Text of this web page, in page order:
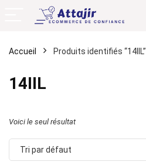
Accueil Produits identifiés “14IIL”
14IIL
Voici le seul résultat
Tri par défaut